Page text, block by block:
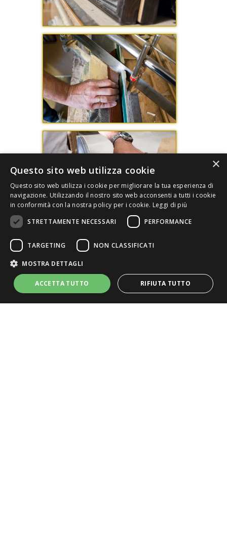
×
Questo sito web utilizza cookie
Questo sito web utilizza i cookie per migliorare la tua esperienza di
navigazione. Utilizzando il nostro sito web acconsenti a tutti i cookie
in conformità con la nostra policy per i cookie. Leggi di più
STRETTAMENTE NECESSARI
PERFORMANCE
TARGETING NON CLASSIFICATI
MOSTRA DETTAGLI
ACCETTA TUTTO RIFIUTA TUTTO